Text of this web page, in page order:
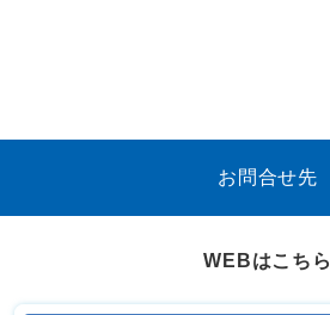
お問合せ先
WEBはこちら